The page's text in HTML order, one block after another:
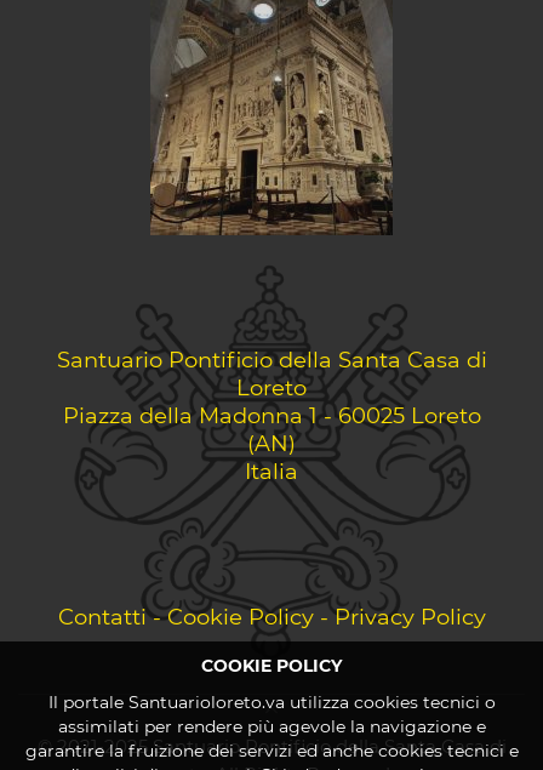
Santuario Pontificio della Santa Casa di
Loreto
Piazza della Madonna 1 - 60025 Loreto
(AN)
Italia
Contatti-Cookie Policy-Privacy Policy
© 2021-2025 Santuario Pontificio della Santa Casa di
COOKIE POLICY
Il portale Santuarioloreto.va utilizza cookies tecnici o
assimilati per rendere più agevole la navigazione e
garantire la fruizione dei servizi ed anche cookies tecnici e